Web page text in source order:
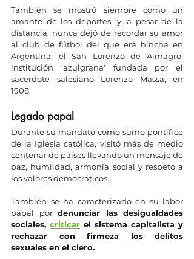
También se mostró siempre como un
amante de los deportes, y, a pesar de la
distancia, nunca dejó de recordar su amor
al club de fútbol del que era hincha en
Argentina, el San Lorenzo de Almagro,
institución 'azulgrana' fundada por el
sacerdote salesiano Lorenzo Massa, en
1908.
Legado papal
Durante su mandato como sumo pontífice
de la Iglesia católica, visitó más de medio
centenar de países llevando un mensaje de
paz, humildad, armonía social y respeto a
los valores democráticos.
También se ha caracterizado en su labor
papal por denunciar las desigualdades
sociales, criticar el sistema capitalista y
rechazar con firmeza los delitos
sexuales en el clero.